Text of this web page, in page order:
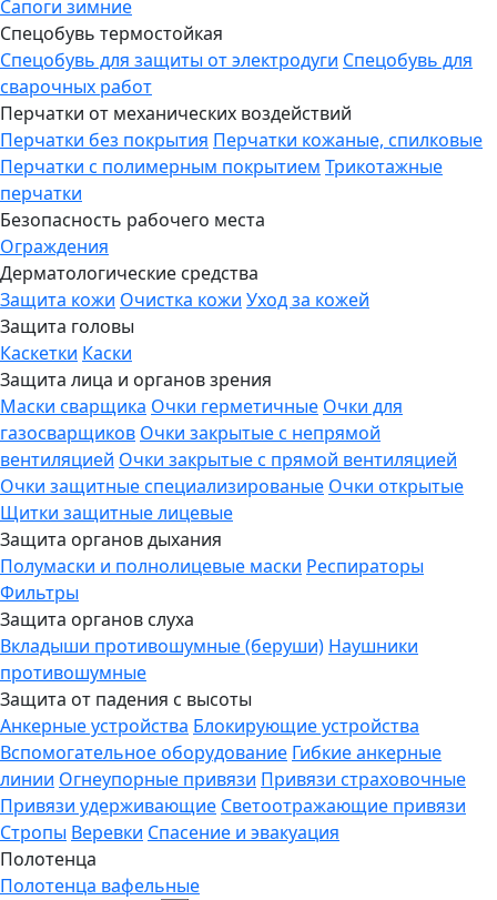
Сапоги зимние
Спецобувь термостойкая
Спецобувь для защиты от электродуги Спецобувь для
сварочных работ
Перчатки от механических воздействий
Перчатки без покрытия Перчатки кожаные, спилковые
Перчатки с полимерным покрытием Трикотажные
перчатки
Безопасность рабочего места
Ограждения
Дерматологические средства
Защита кожи Очистка кожи Уход за кожей
Защита головы
Каскетки Каски
Защита лица и органов зрения
Маски сварщика Очки герметичные Очки для
газосварщиков Очки закрытые с непрямой
вентиляцией Очки закрытые с прямой вентиляцией
Очки защитные специализированые Очки открытые
Щитки защитные лицевые
Защита органов дыхания
Полумаски и полнолицевые маски Респираторы
Фильтры
Защита органов слуха
Вкладыши противошумные (беруши) Наушники
противошумные
Защита от падения с высоты
Анкерные устройства Блокирующие устройства
Вспомогательное оборудование Гибкие анкерные
линии Огнеупорные привязи Привязи страховочные
Привязи удерживающие Светоотражающие привязи
Стропы Веревки Спасение и эвакуация
Полотенца
Полотенца вафельные